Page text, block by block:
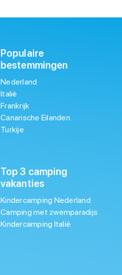
Populaire
bestemmingen
Nederland
Italië
Frankrijk
Canarische Eilanden
Turkije
Top 3 camping
vakanties
Kindercamping Nederland
Camping met zwemparadijs
Kindercamping Italië